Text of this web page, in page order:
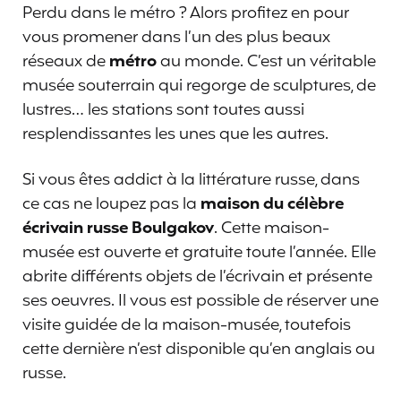
Perdu dans le métro ? Alors profitez en pour
vous promener dans l’un des plus beaux
réseaux demétroau monde. C’est un véritable
musée souterrain qui regorge de sculptures, de
lustres… les stations sont toutes aussi
resplendissantes les unes que les autres.
Si vous êtes addict à la littérature russe, dans
ce cas ne loupez pas la maison du célèbre
écrivain russe Boulgakov. Cette maison-
musée est ouverte et gratuite toute l’année. Elle
abrite différents objets de l’écrivain et présente
ses oeuvres. Il vous est possible de réserver une
visite guidée de la maison-musée, toutefois
cette dernière n’est disponible qu’en anglais ou
russe.